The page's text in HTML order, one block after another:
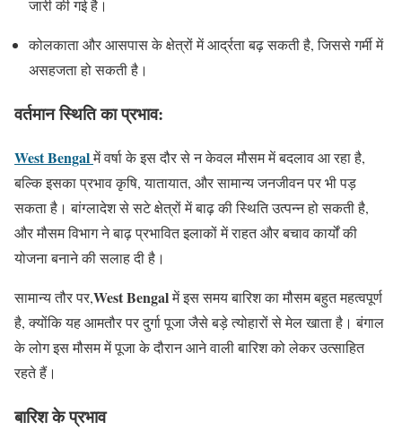
जारी की गई है।
कोलकाता और आसपास के क्षेत्रों में आर्द्रता बढ़ सकती है, जिससे गर्मी में
असहजता हो सकती है।
वर्तमान स्थिति का प्रभाव:
West Bengalमें वर्षा के इस दौर से न केवल मौसम में बदलाव आ रहा है,
बल्कि इसका प्रभाव कृषि, यातायात, और सामान्य जनजीवन पर भी पड़
सकता है। बांग्लादेश से सटे क्षेत्रों में बाढ़ की स्थिति उत्पन्न हो सकती है,
और मौसम विभाग ने बाढ़ प्रभावित इलाकों में राहत और बचाव कार्यों की
योजना बनाने की सलाह दी है।
सामान्य तौर पर,West Bengalमें इस समय बारिश का मौसम बहुत महत्वपूर्ण
है, क्योंकि यह आमतौर पर दुर्गा पूजा जैसे बड़े त्योहारों से मेल खाता है। बंगाल
के लोग इस मौसम में पूजा के दौरान आने वाली बारिश को लेकर उत्साहित
रहते हैं।
बारिश के प्रभाव